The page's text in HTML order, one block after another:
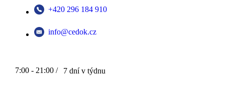
+420 296 184 910
info@cedok.cz
7:00 - 21:00 / 7 dní v týdnu